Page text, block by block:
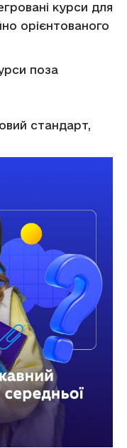
курси для
орієнтованого
поза
стандарт,